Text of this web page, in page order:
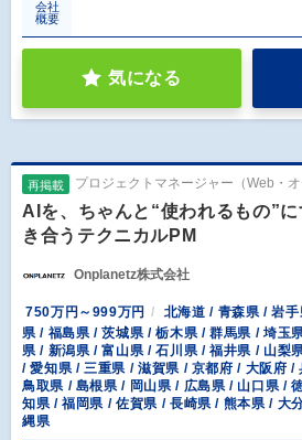
会社
概要
気になる
再掲載 プロジェクトマネージャー（Web・オ
AIを、ちゃんと“使われるもの”
き合うテクニカルPM
Onplanetz株式会社
750万円～999万円
北海道 / 青森県 / 岩
県 / 福島県 / 茨城県 / 栃木県 / 群馬県 / 埼玉
県 / 新潟県 / 富山県 / 石川県 / 福井県 / 山梨
/ 愛知県 / 三重県 / 滋賀県 / 京都府 / 大阪府 /
鳥取県 / 島根県 / 岡山県 / 広島県 / 山口県 /
知県 / 福岡県 / 佐賀県 / 長崎県 / 熊本県 / 大
縄県